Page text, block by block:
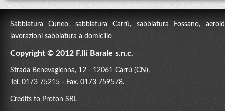
Sabbiatura Cuneo, sabbiatura Carrù, sabbiatura Fossano,
lavorazioni sabbiatura a domicilio
Copyright © 2012 F.lli Barale s.n.c.
Strada Benevagienna, 12 - 12061 Carrù (CN).
Tel. 0173 75215 - Fax. 0173 759578.
Credits to Proton SRL